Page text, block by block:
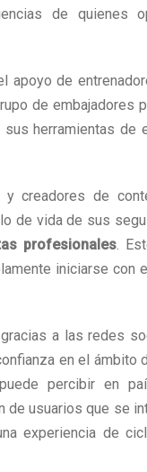
de quienes
apoyo de
de embajadores
herramientas de
creadores de
de vida de sus
profesionales.
iniciarse con
a las redes
en el ámbito
percibir en
de usuarios que se
experiencia de